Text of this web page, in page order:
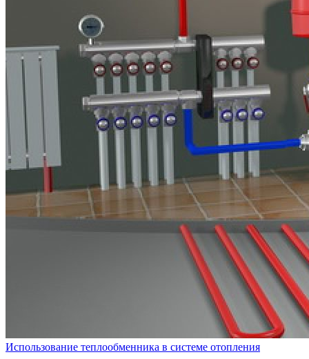
Использование теплообменника в системе отопления